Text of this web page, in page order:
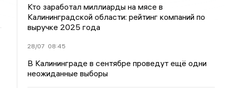
Кто заработал миллиарды на мясе в
Калининградской области: рейтинг компаний по
выручке 2025 года
28/07 08:45
В Калининграде в сентябре проведут ещё одни
неожиданные выборы